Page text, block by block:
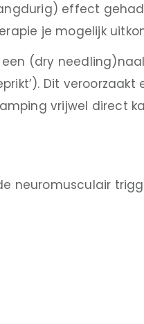
effect
je mogelijk
(dry
Dit veroorzaakt
vrijwel direct
neuromusculair